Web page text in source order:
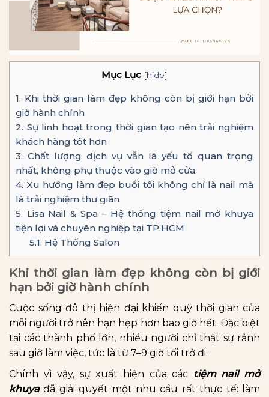
Mục Lục [hide]
1. Khi thời gian làm đẹp không còn bị giới hạn bởi
giờ hành chính
2. Sự linh hoạt trong thời gian tạo nên trải nghiệm
khách hàng tốt hơn
3. Chất lượng dịch vụ vẫn là yếu tố quan trọng
nhất, không phụ thuộc vào giờ mở cửa
4. Xu hướng làm đẹp buổi tối không chỉ là nail mà
là trải nghiệm thư giãn
5. Lisa Nail & Spa – Hệ thống tiệm nail mở khuya
tiện lợi và chuyên nghiệp tại TP.HCM
5.1. Hệ Thống Salon
Khi thời gian làm đẹp không còn bị giới
hạn bởi giờ hành chính
Cuộc sống đô thị hiện đại khiến quỹ thời gian của
mỗi người trở nên hạn hẹp hơn bao giờ hết. Đặc biệt
tại các thành phố lớn, nhiều người chỉ thật sự rảnh
sau giờ làm việc, tức là từ 7–9 giờ tối trở đi.
Chính vì vậy, sự xuất hiện của các tiệm nail mở
khuyađã giải quyết một nhu cầu rất thực tế: làm